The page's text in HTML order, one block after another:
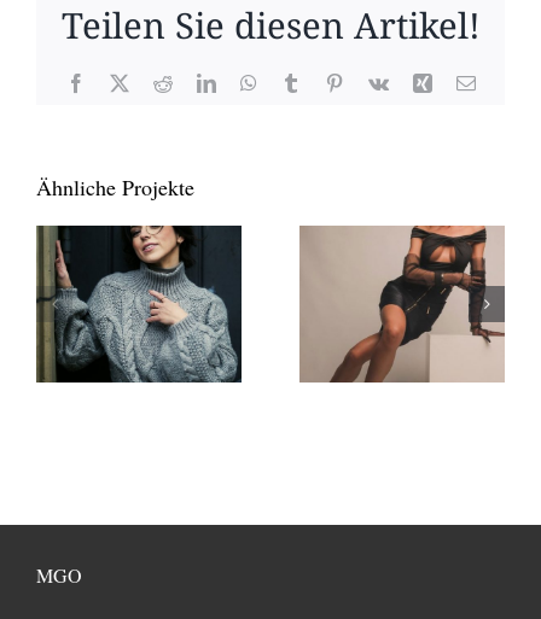
Teilen Sie diesen Artikel!
Facebook
X RedditLinkedInWhatsApp
TumblrPinterest
Vk Xing E-
Ähnliche Projekte
MGO